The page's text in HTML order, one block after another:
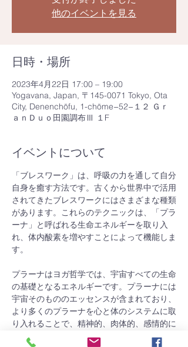
他のイベントを見る
日時・場所
2023年4月22日 17:00 – 19:00
Yogavana, Japan, 〒145-0071 Tokyo, Ota
City, Denenchōfu, 1-chōme−52−１２ Ｇｒ
ａｎＤｕｏ田園調布Ⅲ １F
イベントについて
「ブレスワーク」は、呼吸の力を通して自分
自身を癒す方法です。古くから世界中で活用
されてきたブレスワークにはさまざまな種類
があります。これらのテクニックは、「プラ
ーナ」と呼ばれる生命エネルギーを取り入
れ、体内酸素を増やすことによって機能しま
す。
プラーナはヨガ哲学では、宇宙すべての生命
の基礎となるエネルギーです。プラーナには
宇宙そのもののエッセンスが含まれており、
より多くのプラーナを心と体のシステムに取
り入れることで、精神的、肉体的、感情的に
自分自身を癒すことができます。